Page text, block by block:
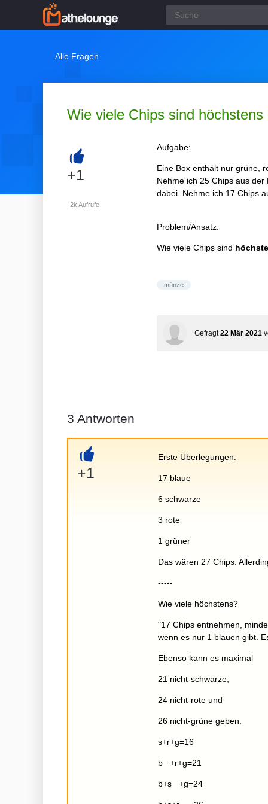
Alle Fragen
Wie viele Chips sind höchstens
+
+1
2k Aufrufe
Aufgabe:
Eine Box enthält nur grüne,
Nehme ich 25 Chips aus
dabei. Nehme ich 17 Chips
Problem/Ansatz:
Wie viele Chips sind
münze
Gefragt 22 Mär 2021
3 Antworten
+
+1
Erste Überlegungen:
17 blaue
6 schwarze
3 rote
1 grüner
Das wären 27 Chips.
-----
Wie viele höchstens?
"17 Chips entnehmen,
wenn es nur 1 blauen gibt.
Ebenso kann es maximal
21 nicht-schwarze,
24 nicht-rote und
26 nicht-grüne geben.
s+r+g=16
b +r+g=21
b+s +g=24